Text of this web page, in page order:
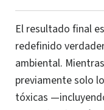
El resultado final
redefinido
ambiental.
previamente solo
tóxicas